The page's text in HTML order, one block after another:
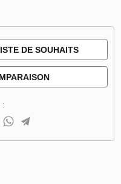
DE SOUHAITS
: